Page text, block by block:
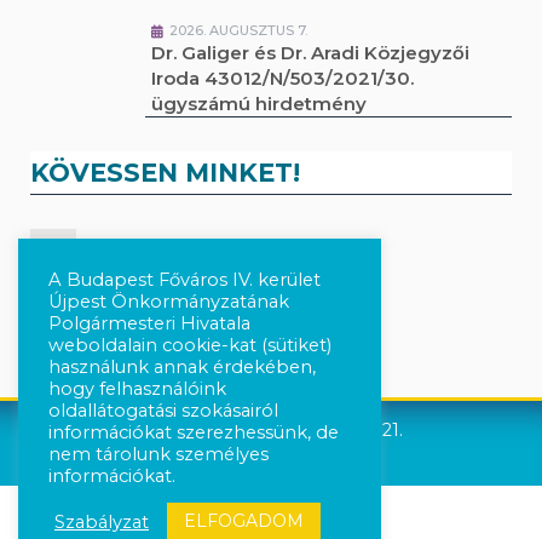
2026. AUGUSZTUS 7.
Dr. Galiger és Dr. Aradi Közjegyzői
Iroda 43012/N/503/2021/30.
ügyszámú hirdetmény
KÖVESSEN MINKET!
Követés Instagram-on
Újpest Önkormányzata © 2021.
A Budapest Főváros IV. kerület
Újpest Önkormányzatának
Polgármesteri Hivatala
weboldalain cookie-kat (sütiket)
használunk annak érdekében,
hogy felhasználóink
oldallátogatási szokásairól
információkat szerezhessünk, de
nem tárolunk személyes
információkat.
Szabályzat ELFOGADOM